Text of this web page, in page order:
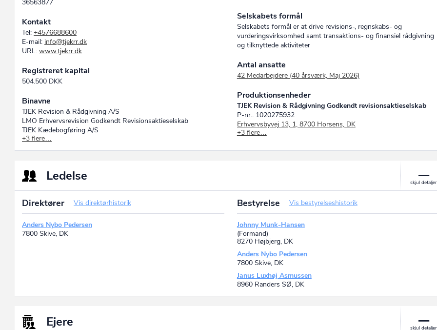
36563877
Kontakt
Tel: +4576688600
E-mail: info@tjekrr.dk
URL: www.tjekrr.dk
Registreret kapital
504.500 DKK
Binavne
TJEK Revision & Rådgivning A/S
LMO Erhvervsrevision Godkendt Revisionsaktieselskab
TJEK Kædebogføring A/S
TJEK Bogføring & Outsourcing A/S
TJEK Bogføringsservice A/S
+3 flere…
Selskabets formål
Selskabets formål er at drive revisions-, regnskabs- og
vurderingsvirksomhed samt transaktions- og finansiel rådgivning
og tilknyttede aktiviteter
Antal ansatte
42 Medarbejdere (40 årsværk, Maj 2026)
Produktionsenheder
TJEK Revision & Rådgivning Godkendt revisionsaktieselskab
P-nr.: 1020275932
Erhvervsbyvej 13, 1, 8700 Horsens, DK
TJEK Revision & Rådgivning Godkendt Revisionsaktieselskab
Trigevej 20, 8382 Hinnerup, DK
TJEK Revision & Rådgivning Godkendt Revisionsaktieselskab
P-nr.: 1026309383
Damsbovej 11, 5492 Vissenbjerg, DK
+3 flere…
Ledelse
Direktører Vis direktørhistorik
Anders Nybo Pedersen
7800 Skive, DK
Bestyrelse Vis bestyrelseshistorik
Johnny Munk-Hansen
(Formand)
8270 Højbjerg, DK
Anders Nybo Pedersen
7800 Skive, DK
Janus Luxhøj Asmussen
8960 Randers SØ, DK
Ejere